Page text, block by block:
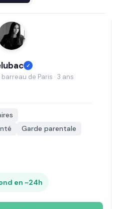
✓
de Paris · 3 ans
Garde parentale
en ~24h